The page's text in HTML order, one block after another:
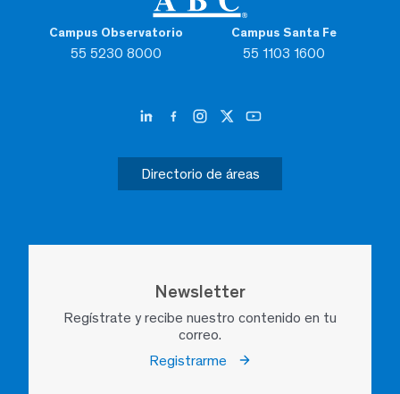
Campus Observatorio
55 5230 8000
Campus Santa Fe
55 1103 1600
Directorio de áreas
Newsletter
Regístrate y recibe nuestro contenido en tu
correo.
Registrarme